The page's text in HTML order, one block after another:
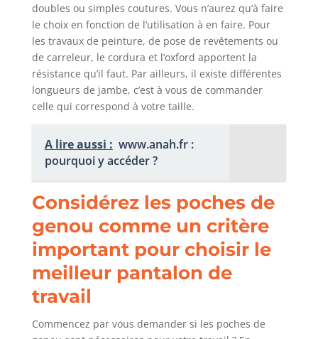
doubles ou simples coutures. Vous n’aurez qu’à faire
le choix en fonction de l’utilisation à en faire. Pour
les travaux de peinture, de pose de revêtements ou
de carreleur, le cordura et l’oxford apportent la
résistance qu’il faut. Par ailleurs, il existe différentes
longueurs de jambe, c’est à vous de commander
celle qui correspond à votre taille.
A lire aussi : www.anah.fr :
pourquoi y accéder ?
Considérez les poches de
genou comme un critère
important pour choisir le
meilleur pantalon de
travail
Commencez par vous demander si les poches de